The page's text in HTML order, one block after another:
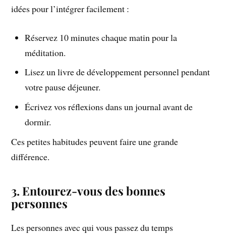
idées pour l’intégrer facilement :
Réservez 10 minutes chaque matin pour la
méditation.
Lisez un livre de développement personnel pendant
votre pause déjeuner.
Écrivez vos réflexions dans un journal avant de
dormir.
Ces petites habitudes peuvent faire une grande
différence.
3. Entourez-vous des bonnes
personnes
Les personnes avec qui vous passez du temps